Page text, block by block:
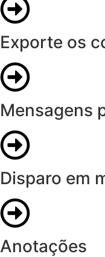
Exporte os
Mensagens
Disparo em
Anotações